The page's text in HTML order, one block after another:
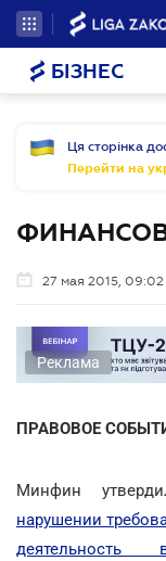
БІЗНЕС
Ця сторінка
Перейти на
27 мая 2015, 09:02
Реклама
ПРАВОВОЕ
Минфин
нарушении